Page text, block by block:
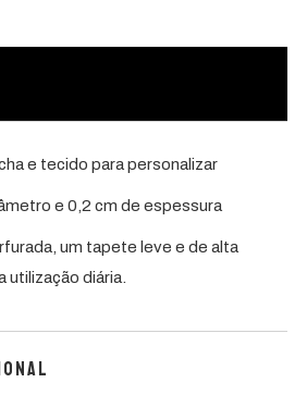
e tecido para personalizar
e 0,2 cm de espessura
um tapete leve e de alta
utilização diária.